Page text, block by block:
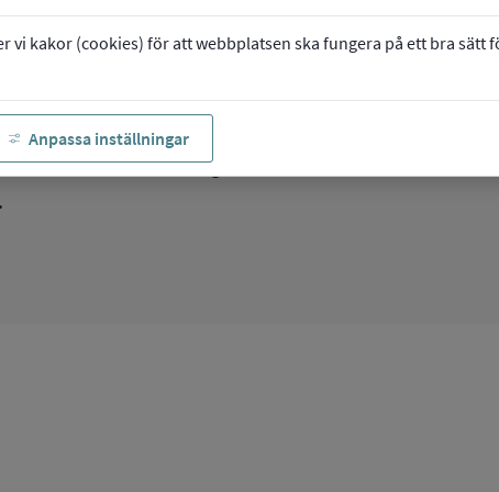
vi kakor (cookies) för att webbplatsen ska fungera på ett bra sätt
Anpassa inställningar
språk
dig som vill veta mer
och förutsättningar